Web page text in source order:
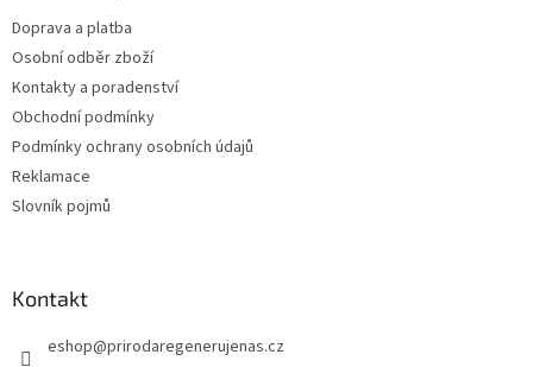
Doprava a platba
Osobní odběr zboží
Kontakty a poradenství
Obchodní podmínky
Podmínky ochrany osobních údajů
Reklamace
Slovník pojmů
Kontakt
eshop@prirodaregenerujenas.cz